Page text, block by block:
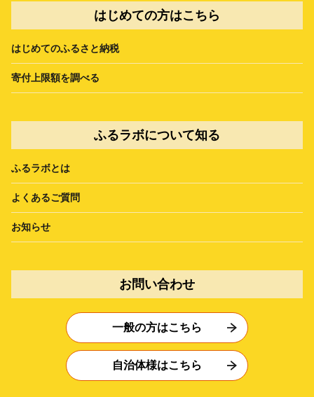
はじめての方はこちら
はじめてのふるさと納税
寄付上限額を調べる
ふるラボについて知る
ふるラボとは
よくあるご質問
お知らせ
お問い合わせ
一般の方はこちら
自治体様はこちら